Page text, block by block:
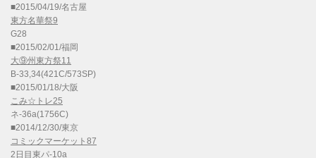
■2015/04/19/名古屋
東方名華祭9
G28
■2015/02/01/福岡
大⑨州東方祭11
B-33,34(421C/573SP)
■2015/01/18/大阪
こみ☆トレ25
ネ-36a(1756C)
■2014/12/30/東京
コミックマーケット87
2日目東パ-10a